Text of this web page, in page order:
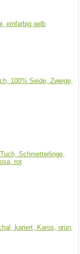
einfarbig gelb
100% Seide, Zweige,
Schmetterlinge,
rot
kariert, Karos, grün,